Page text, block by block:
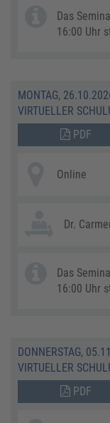
Das
16:00 Uhr
MONTAG,
VIRTUELLER
PDF
Online
Dr.
Das
16:00 Uhr
DONNERSTAG,
VIRTUELLER
PDF